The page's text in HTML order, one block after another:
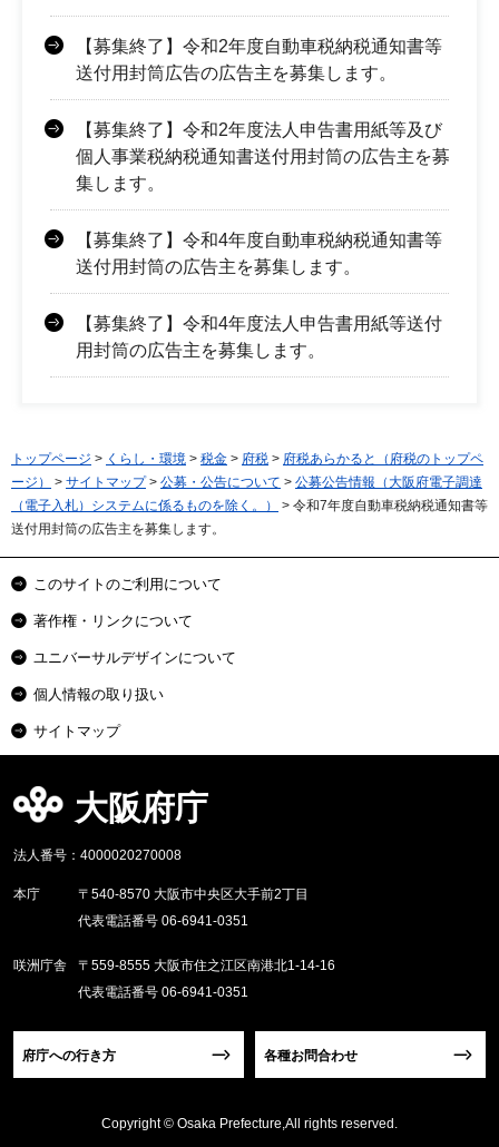
【募集終了】令和2年度自動車税納税通知書等
送付用封筒広告の広告主を募集します。
【募集終了】令和2年度法人申告書用紙等及び
個人事業税納税通知書送付用封筒の広告主を募
集します。
【募集終了】令和4年度自動車税納税通知書等
送付用封筒の広告主を募集します。
【募集終了】令和4年度法人申告書用紙等送付
用封筒の広告主を募集します。
トップページ > くらし・環境 > 税金 > 府税 > 府税あらかると（府税のトップペ
ージ）
> サイトマップ> 公募・公告について > 公募公告情報（大阪府電子調達
（電子入札）システムに係るものを除く。）
> 令和7年度自動車税納税通知書等
送付用封筒の広告主を募集します。
このサイトのご利用について
著作権・リンクについて
ユニバーサルデザインについて
個人情報の取り扱い
サイトマップ
大阪府庁
法人番号：4000020270008
本庁
〒540-8570 大阪市中央区大手前2丁目
代表電話番号 06-6941-0351
咲洲庁舎
〒559-8555 大阪市住之江区南港北1-14-16
代表電話番号 06-6941-0351
府庁への行き方 各種お問合わせ
Copyright © Osaka Prefecture,All rights reserved.